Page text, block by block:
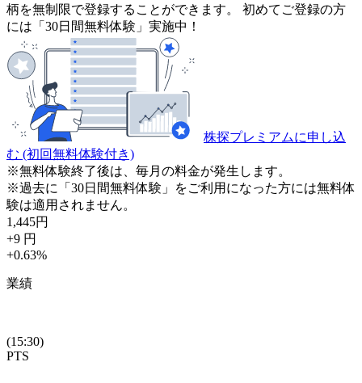
柄を無制限で登録することができます。 初めてご登録の方
には「30日間無料体験」実施中！
株探プレミアムに申し込
む (初回無料体験付き)
※無料体験終了後は、毎月の料金が発生します。
※過去に「30日間無料体験」をご利用になった方には無料体
験は適用されません。
1,445円
+9 円
+0.63%
業績
(15:30)
PTS